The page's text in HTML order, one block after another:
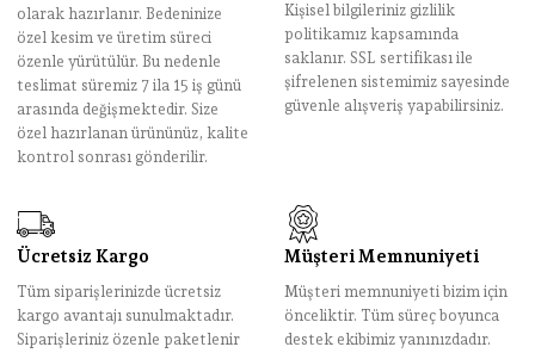
olarak hazırlanır. Bedeninize
özel kesim ve üretim süreci
özenle yürütülür. Bu nedenle
teslimat süremiz 7 ila 15 iş günü
arasında değişmektedir. Size
özel hazırlanan ürününüz, kalite
kontrol sonrası gönderilir.
Kişisel bilgileriniz gizlilik
politikamız kapsamında
saklanır. SSL sertifikası ile
şifrelenen sistemimiz sayesinde
güvenle alışveriş yapabilirsiniz.
Ücretsiz Kargo
Tüm siparişlerinizde ücretsiz
kargo avantajı sunulmaktadır.
Siparişleriniz özenle paketlenir
Müşteri Memnuniyeti
Müşteri memnuniyeti bizim için
önceliktir. Tüm süreç boyunca
destek ekibimiz yanınızdadır.